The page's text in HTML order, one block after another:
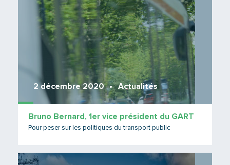
2 décembre 2020 Actualités
Bruno Bernard, 1er vice président du GART
Pour peser sur les politiques du transport public